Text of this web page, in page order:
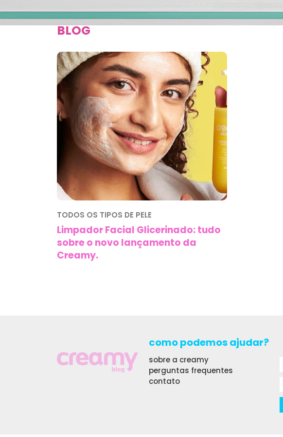
BLOG
TODOS OS TIPOS DE PELE
Limpador Facial Glicerinado: tudo
sobre o novo lançamento da
Creamy.
como podemos ajudar?
sobre a creamy
perguntas frequentes
contato